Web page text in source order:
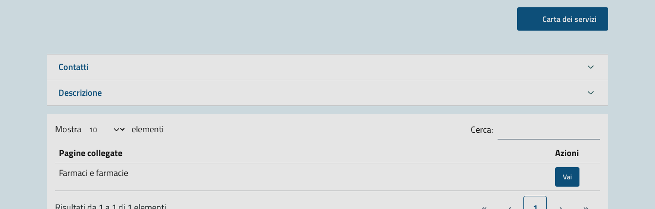
Carta dei servizi
Contatti
Descrizione
Mostra elementi
Cerca:
Pagine collegate
Azioni
Farmaci e farmacie
Vai